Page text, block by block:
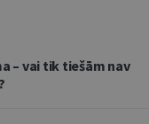
– vai tik tiešām nav